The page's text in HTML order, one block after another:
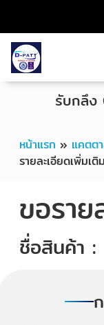
หน้าแรก » แคตต
รายละเอียดเพิ่มเติม
รับกลึง
ขอราย
ชื่อสินค้า :